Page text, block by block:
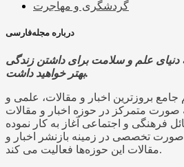
گردشگری و مهاجرت
درباره مجله‌فارسی
دنیای علم و سلامت برای داشتن زندگی
بهتر خواهید داشت.
بروزترین اخبار و مقالات، علمی و
از سال ۱۳۹۵ به صورت متمرکز در حوزه اخبار و مقالات
فرهنگی و اجتماعی آغاز به کار نموده
صورت تخصصی در زمینه بازنشر اخبار و
مقالات این حوزه‌ها فعالیت می کند.